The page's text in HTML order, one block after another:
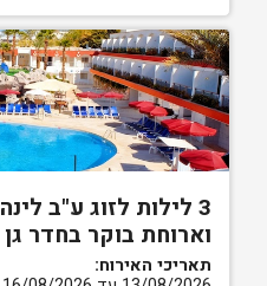
3 לילות לזוג ע"ב לינה
וארוחת בוקר בחדר גן
תאריכי האירוח: